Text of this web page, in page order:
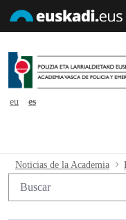
eu
es
Delincuencia
Noticias de la Academia
Búsqueda web